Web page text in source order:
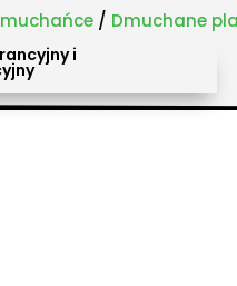
/ Dmuchane
i